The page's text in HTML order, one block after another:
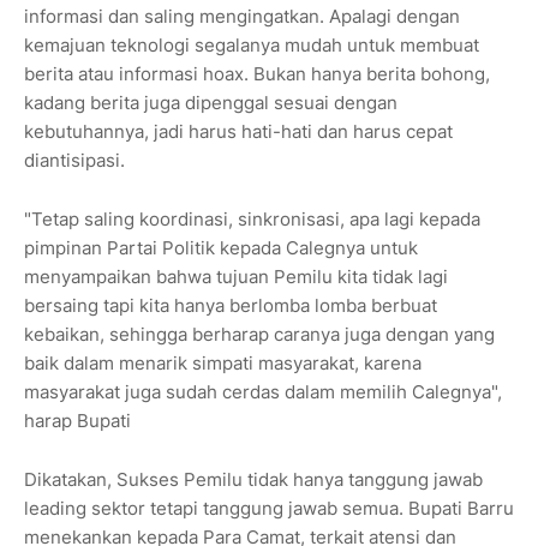
informasi dan saling mengingatkan. Apalagi dengan
kemajuan teknologi segalanya mudah untuk membuat
berita atau informasi hoax. Bukan hanya berita bohong,
kadang berita juga dipenggal sesuai dengan
kebutuhannya, jadi harus hati-hati dan harus cepat
diantisipasi.
"Tetap saling koordinasi, sinkronisasi, apa lagi kepada
pimpinan Partai Politik kepada Calegnya untuk
menyampaikan bahwa tujuan Pemilu kita tidak lagi
bersaing tapi kita hanya berlomba lomba berbuat
kebaikan, sehingga berharap caranya juga dengan yang
baik dalam menarik simpati masyarakat, karena
masyarakat juga sudah cerdas dalam memilih Calegnya",
harap Bupati
Dikatakan, Sukses Pemilu tidak hanya tanggung jawab
leading sektor tetapi tanggung jawab semua. Bupati Barru
menekankan kepada Para Camat, terkait atensi dan